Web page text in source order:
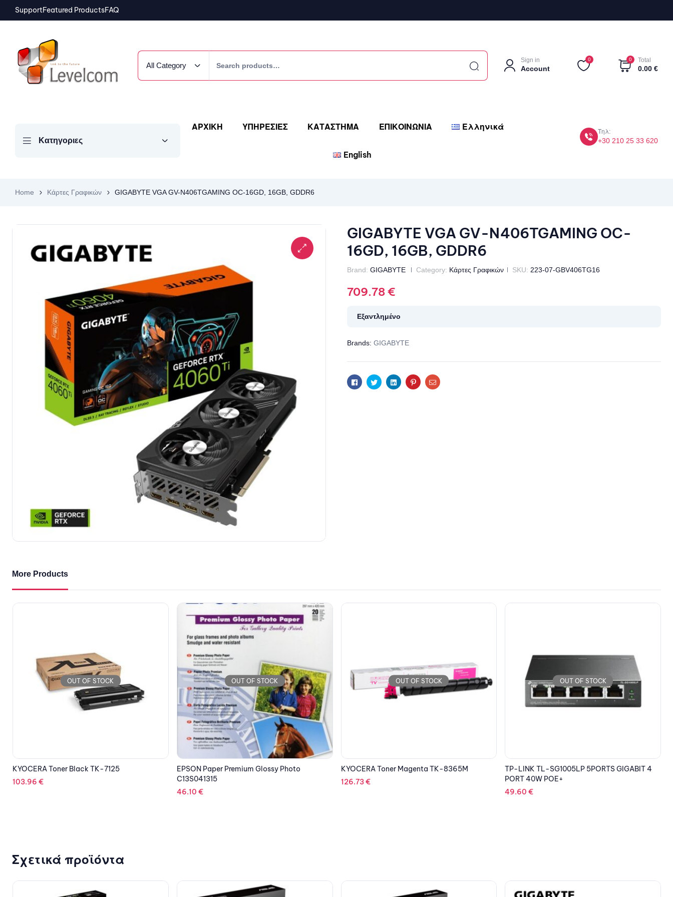
SupportFeatured ProductsFAQ
All Category
Sign in
Account
0 0 Total
0.00 €
Κατηγοριες
ΑΡΧΙΚΗ ΥΠΗΡΕΣΙΕΣ ΚΑΤΑΣΤΗΜΑ ΕΠΙΚΟΙΝΩΝΙΑ Ελληνικά
English
Τηλ:
+30 210 25 33 620
Home Κάρτες Γραφικών GIGABYTE VGA GV-N406TGAMING OC-16GD, 16GB, GDDR6
GIGABYTE VGA GV-N406TGAMING OC-
16GD, 16GB, GDDR6
Brand: GIGABYTE Category: Κάρτες Γραφικών SKU: 223-07-GBV406TG16
709.78€
Εξαντλημένο
Brands: GIGABYTE
FacebookTwitterLinkedinPinterestEmail
More Products
OUT OF STOCK
EPSON Paper Premium Glossy Photo
C13S041315
OUT OF STOCK
KYOCERA Toner Magenta TK-8365M
126.73€
OUT OF STOCK
TP-LINK TL-SG1005LP 5PORTS GIGABIT 4
PORT 40W POE+
OUT OF STOCK
EPSON Paper Glossy C13S450061BP
63.71 €
Σχετικά προϊόντα